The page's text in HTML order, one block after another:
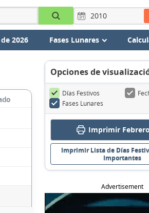
2026 Fases Lunares
Opciones de
Días Festivos
Fases Lunares
Imprimir
Imprimir Lista de Días
Importantes
Advertisement